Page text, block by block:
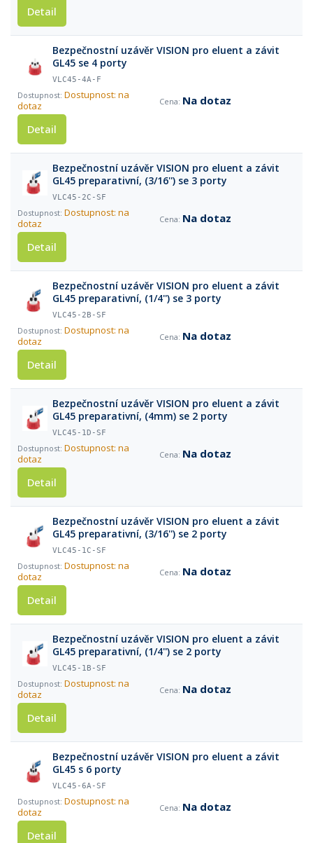
Detail
Bezpečnostní uzávěr VISION pro eluent a závit
GL45 se 4 porty
VLC45-4A-F
Dostupnost: na
dotaz
Na dotaz
Detail
Bezpečnostní uzávěr VISION pro eluent a závit
GL45 preparativní, (3/16'') se 3 porty
VLC45-2C-SF
Dostupnost: na
dotaz
Na dotaz
Detail
Bezpečnostní uzávěr VISION pro eluent a závit
GL45 preparativní, (1/4'') se 3 porty
VLC45-2B-SF
Dostupnost: na
dotaz
Na dotaz
Detail
Bezpečnostní uzávěr VISION pro eluent a závit
GL45 preparativní, (4mm) se 2 porty
VLC45-1D-SF
Dostupnost: na
dotaz
Na dotaz
Detail
Bezpečnostní uzávěr VISION pro eluent a závit
GL45 preparativní, (3/16'') se 2 porty
VLC45-1C-SF
Dostupnost: na
dotaz
Na dotaz
Detail
Bezpečnostní uzávěr VISION pro eluent a závit
GL45 preparativní, (1/4'') se 2 porty
VLC45-1B-SF
Dostupnost: na
dotaz
Na dotaz
Detail
Bezpečnostní uzávěr VISION pro eluent a závit
GL45 s 6 porty
VLC45-6A-SF
Dostupnost: na
dotaz
Na dotaz
Detail